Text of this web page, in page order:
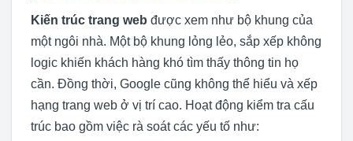
Kiến trúc trang web được xem như bộ khung của
một ngôi nhà. Một bộ khung lỏng lẻo, sắp xếp không
logic khiến khách hàng khó tìm thấy thông tin họ
cần. Đồng thời, Google cũng không thể hiểu và xếp
hạng trang web ở vị trí cao. Hoạt động kiểm tra cấu
trúc bao gồm việc rà soát các yếu tố như: